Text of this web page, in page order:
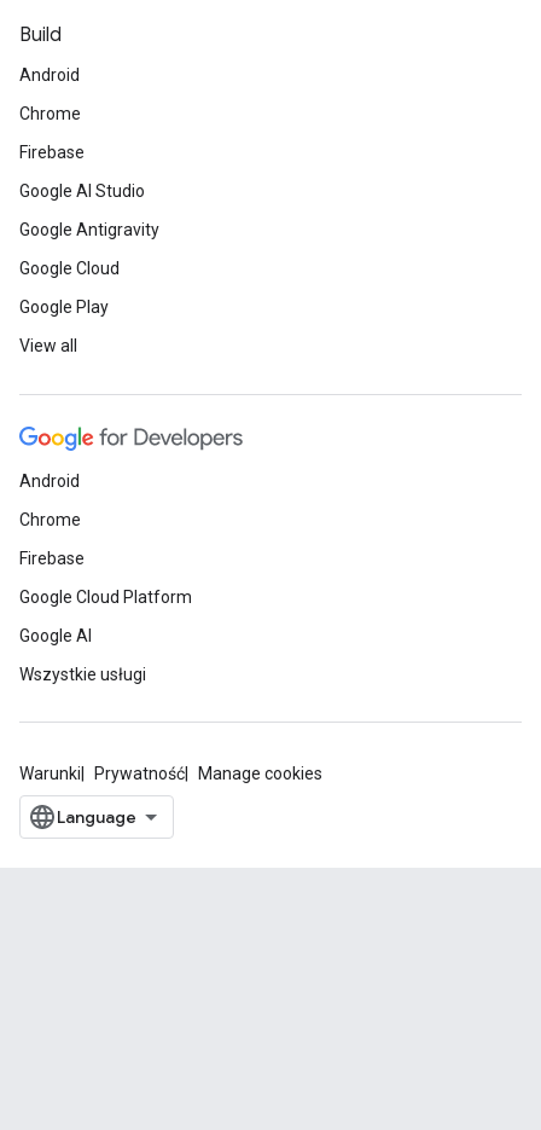
Build
Android
Chrome
Firebase
Google AI Studio
Google Antigravity
Google Cloud
Google Play
View all
Android
Chrome
Firebase
Google Cloud Platform
Google AI
Wszystkie usługi
Warunki Prywatność Manage cookies